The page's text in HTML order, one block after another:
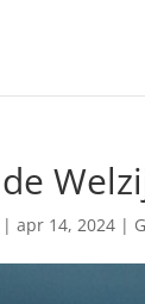
|apr 14, 2024 |